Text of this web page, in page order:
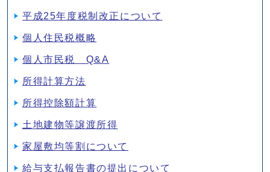
平成25年度税制改正について
個人住民税概略
個人市民税 Q&A
所得計算方法
所得控除額計算
土地建物等譲渡所得
家屋敷均等割について
給与支払報告書の提出について